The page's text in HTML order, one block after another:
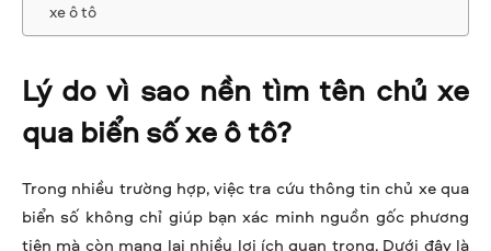
xe ô tô
Lý do vì sao nền tìm tên chủ xe
qua biển số xe ô tô?
Trong nhiều trường hợp, việc tra cứu thông tin chủ xe qua
biển số không chỉ giúp bạn xác minh nguồn gốc phương
tiện mà còn mang lại nhiều lợi ích quan trọng. Dưới đây là